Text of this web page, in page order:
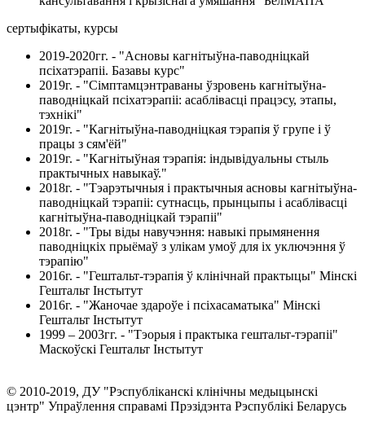
сертыфікаты, курсы
2019-2020гг. - "Асновы кагнітыўна-паводніцкай
псіхатэрапіі. Базавы курс"
2019г. - "Сімптамцэнтраваны ўзровень кагнітыўна-
паводніцкай псіхатэрапіі: асаблівасці працэсу, этапы,
тэхнікі"
2019г. - "Кагнітыўна-паводніцкая тэрапія ў групе і ў
працы з сям'ёй"
2019г. - "Кагнітыўная тэрапія: індывідуальны стыль
практычных навыкаў."
2018г. - "Тэарэтычныя і практычныя асновы кагнітыўна-
паводніцкай тэрапіі: сутнасць, прынцыпы і асаблівасці
кагнітыўна-паводніцкай тэрапіі"
2018г. - "Тры віды навучэння: навыкі прымянення
паводніцкіх прыёмаў з улікам умоў для іх уключэння ў
тэрапію"
2016г. - "Гештальт-тэрапія ў клінічнай практыцы" Мінскі
Гештальт Інстытут
2016г. - "Жаночае здароўе і псіхасаматыка" Мінскі
Гештальт Інстытут
1999 – 2003гг. - "Тэорыя і практыка гештальт-тэрапіі"
Маскоўскі Гештальт Інстытут
© 2010-2019, ДУ "Рэспубліканскі клінічны медыцынскі
цэнтр" Упраўлення справамі Прэзідэнта Рэспублікі Беларусь